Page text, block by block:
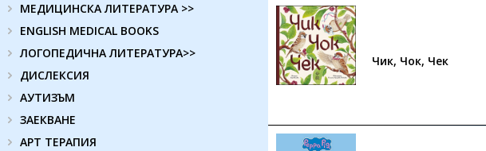
МЕДИЦИНСКА ЛИТЕРАТУРА >>
ENGLISH MEDICAL BOOKS
ЛОГОПЕДИЧНА ЛИТЕРАТУРА>>
ДИСЛЕКСИЯ
АУТИЗЪМ
ЗАЕКВАНЕ
АРТ ТЕРАПИЯ
Чик, Чок, Чек